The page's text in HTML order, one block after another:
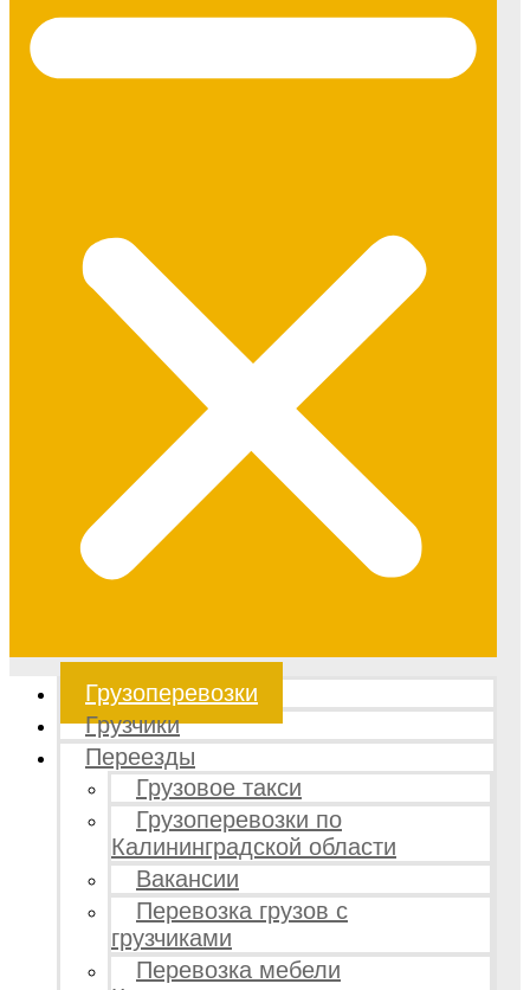
Грузоперевозки
Грузчики
Переезды
Грузовое такси
Грузоперевозки по
Калининградской области
Вакансии
Перевозка грузов с
грузчиками
Перевозка мебели